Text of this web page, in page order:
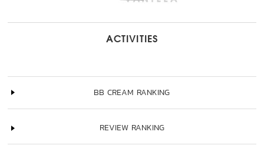
ACTIVITIES
BB CREAM RANKING
REVIEW RANKING